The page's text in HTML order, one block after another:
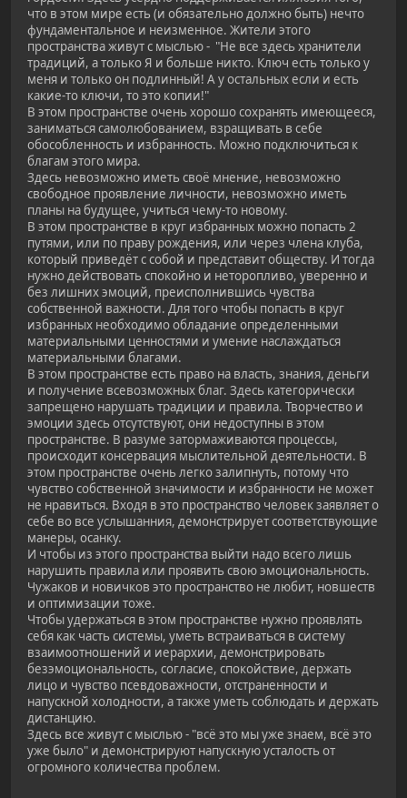
что в этом мире есть (и обязательно должно быть) нечто
фундаментальное и неизменное. Жители этого
пространства живут с мыслью - "Не все здесь хранители
традиций, а только Я и больше никто. Ключ есть только у
меня и только он подлинный! А у остальных если и есть
какие-то ключи, то это копии!"
В этом пространстве очень хорошо сохранять имеющееся,
заниматься самолюбованием, взращивать в себе
обособленность и избранность. Можно подключиться к
благам этого мира.
Здесь невозможно иметь своё мнение, невозможно
свободное проявление личности, невозможно иметь
планы на будущее, учиться чему-то новому.
В этом пространстве в круг избранных можно попасть 2
путями, или по праву рождения, или через члена клуба,
который приведёт с собой и представит обществу. И тогда
нужно действовать спокойно и неторопливо, уверенно и
без лишних эмоций, преисполнившись чувства
собственной важности. Для того чтобы попасть в круг
избранных необходимо обладание определенными
материальными ценностями и умение наслаждаться
материальными благами.
В этом пространстве есть право на власть, знания, деньги
и получение всевозможных благ. Здесь категорически
запрещено нарушать традиции и правила. Творчество и
эмоции здесь отсутствуют, они недоступны в этом
пространстве. В разуме затормаживаются процессы,
происходит консервация мыслительной деятельности. В
этом пространстве очень легко залипнуть, потому что
чувство собственной значимости и избранности не может
не нравиться. Входя в это пространство человек заявляет о
себе во все услышанния, демонстрирует соответствующие
манеры, осанку.
И чтобы из этого пространства выйти надо всего лишь
нарушить правила или проявить свою эмоциональность.
Чужаков и новичков это пространство не любит, новшеств
и оптимизации тоже.
Чтобы удержаться в этом пространстве нужно проявлять
себя как часть системы, уметь встраиваться в систему
взаимоотношений и иерархии, демонстрировать
безэмоциональность, согласие, спокойствие, держать
лицо и чувство псевдоважности, отстраненности и
напускной холодности, а также уметь соблюдать и держать
дистанцию.
Здесь все живут с мыслью - "всё это мы уже знаем, всё это
уже было" и демонстрируют напускную усталость от
огромного количества проблем.